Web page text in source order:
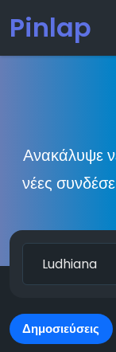
Pinlap
Ανακάλυψε
νέες
Δημοσιεύσεις